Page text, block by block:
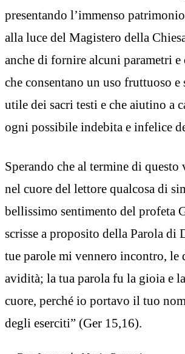
presentando l’immenso
alla luce del Magistero della
anche di fornire alcuni parametri
che consentano un uso fruttuoso
utile dei sacri testi e che aiutino a
ogni possibile indebita e infelice
Sperando che al termine di questo
nel cuore del lettore qualcosa di
bellissimo sentimento del profeta
scrisse a proposito della Parola di
tue parole mi vennero incontro, le
avidità; la tua parola fu la gioia e
cuore, perché io portavo il tuo
degli eserciti” (Ger 15,16).